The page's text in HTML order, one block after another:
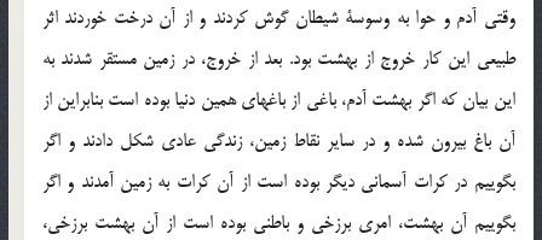
وقتي آدم و حوا به وسوسة شيطان گوش كردند و از آن درخت خوردند اثر
طبيعي اين كار خروج از بهشت بود. بعد از خروج، در زمين مستقر شدند به
اين بيان كه اگر بهشت آدم، باغي از باغهاي همين دنيا بوده است بنابراين از
آن باغ بيرون شده و در ساير نقاط زمين، زندگي عادي شكل دادند و اگر
بگوييم در كرات آسماني ديگر بوده است از آن كرات به زمين آمدند و اگر
بگوييم آن بهشت، امري برزخي و باطني بوده است از آن بهشت برزخي،